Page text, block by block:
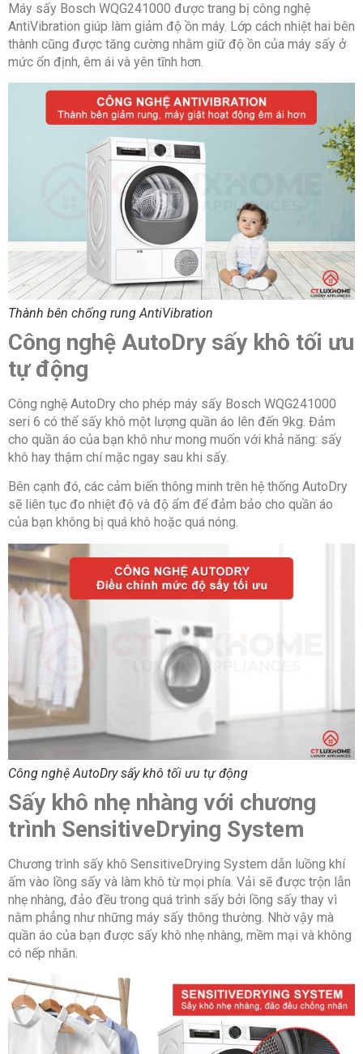
Máy sấy Bosch WQG241000 được trang bị công nghệ
AntiVibration giúp làm giảm độ ồn máy. Lớp cách nhiệt hai bên
thành cũng được tăng cường nhằm giữ độ ồn của máy sấy ở
mức ổn định, êm ái và yên tĩnh hơn.
Thành bên chống rung AntiVibration
Công nghệ AutoDry sấy khô tối ưu
tự động
Công nghệ AutoDry cho phép máy sấy Bosch WQG241000
seri 6 có thể sấy khô một lượng quần áo lên đến 9kg. Đảm
cho quần áo của bạn khô như mong muốn với khả năng: sấy
khô hay thậm chí mặc ngay sau khi sấy.
Bên cạnh đó, các cảm biến thông minh trên hệ thống AutoDry
sẽ liên tục đo nhiệt độ và độ ẩm để đảm bảo cho quần áo
của bạn không bị quá khô hoặc quá nóng.
Công nghệ AutoDry sấy khô tối ưu tự động
Sấy khô nhẹ nhàng với chương
trình SensitiveDrying System
Chương trình sấy khô SensitiveDrying System dẫn luồng khí
ấm vào lồng sấy và làm khô từ mọi phía. Vải sẽ được trộn lẫn
nhẹ nhàng, đảo đều trong quá trình sấy bởi lồng sấy thay vì
nằm phẳng như những máy sấy thông thường. Nhờ vậy mà
quần áo của bạn được sấy khô nhẹ nhàng, mềm mại và không
có nếp nhăn.